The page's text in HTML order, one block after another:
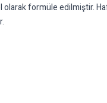
formüle edilmiştir.